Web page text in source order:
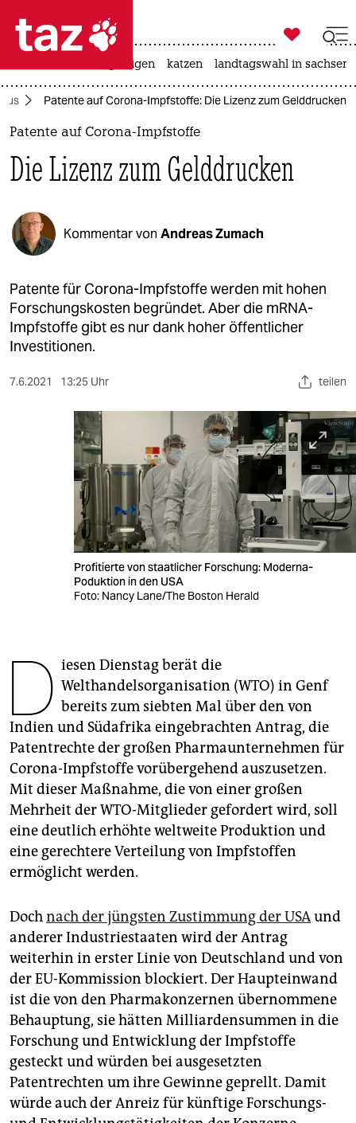
 taz zahl ich
taz zahl ich
politik
öko
gesellschaft
kultur
sport
veranstaltungen
fragen & hilfe
genossenschaft
epaper login

taz zahl ich
bergsteigen katzen landtagswahl in
Patente auf Corona-Impfstoffe: Die Lizenz zum Gelddrucken
Patente auf Corona-Impfstoffe
Die Lizenz zum Gelddrucken
Kommentar von Andreas Zumach
Patente für Corona-Impfstoffe werden mit hohen
Forschungskosten begründet. Aber die mRNA-
Impfstoffe gibt es nur dank hoher öffentlicher
Investitionen.
7.6.2021 13:25 Uhr teilen
Profitierte von staatlicher Forschung: Moderna-
Poduktion in den USA
Foto: Nancy Lane/The Boston Herald
D iesen Dienstag berät die
Welthandelsorganisation (WTO) in Genf
bereits zum siebten Mal über den von
Indien und Südafrika eingebrachten Antrag, die
Patentrechte der großen Pharmaunternehmen für
Corona-Impfstoffe vorübergehend auszusetzen.
Mit dieser Maßnahme, die von einer großen
Mehrheit der WTO-Mitglieder gefordert wird, soll
eine deutlich erhöhte weltweite Produktion und
eine gerechtere Verteilung von Impfstoffen
ermöglicht werden.
Dochnach der jüngsten Zustimmung der USAund
anderer Industriestaaten wird der Antrag
weiterhin in erster Linie von Deutschland und von
der EU-Kommission blockiert. Der Haupteinwand
ist die von den Pharmakonzernen übernommene
Behauptung, sie hätten Milliardensummen in die
Forschung und Entwicklung der Impfstoffe
gesteckt und würden bei ausgesetzten
Patentrechten um ihre Gewinne geprellt. Damit
würde auch der Anreiz für künftige Forschungs-